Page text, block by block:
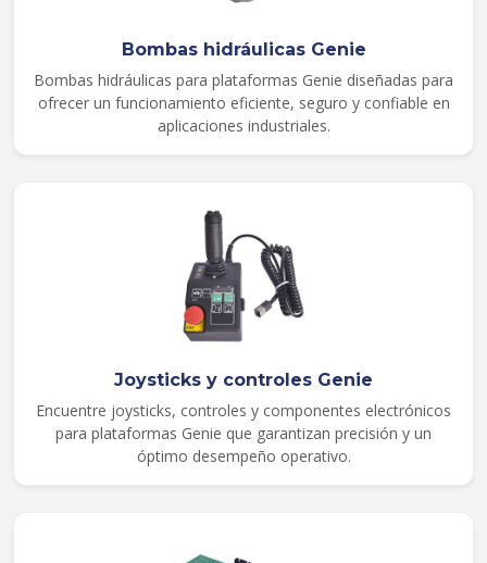
Bombas hidráulicas Genie
Bombas hidráulicas para plataformas Genie diseñadas para
ofrecer un funcionamiento eficiente, seguro y confiable en
aplicaciones industriales.
Joysticks y controles Genie
Encuentre joysticks, controles y componentes electrónicos
para plataformas Genie que garantizan precisión y un
óptimo desempeño operativo.